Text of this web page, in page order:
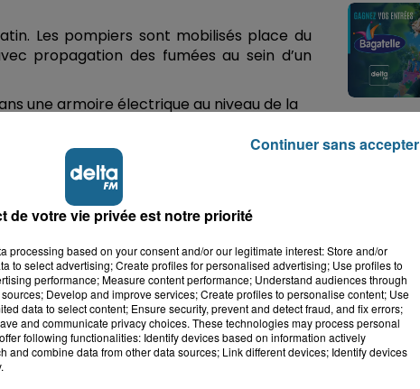
Les pompiers sont mobilisés place du
propagation des fumées au sein d’un
une armoire électrique au niveau de la
le service de sécurité présent sur
de votre vie privée est notre priorité
processing based on your consent and/or our legitimate interest: Store and/or
to select advertising; Create profiles for personalised advertising; Use profiles to
performance; Measure content performance; Understand audiences through
Develop and improve services; Create profiles to personalise content; Use
data to select content; Ensure security, prevent and detect fraud, and fix errors;
and communicate privacy choices. These technologies may process personal
following functionalities: Identify devices based on information actively
and combine data from other data sources; Link different devices; Identify devices
Continuer sans accepter